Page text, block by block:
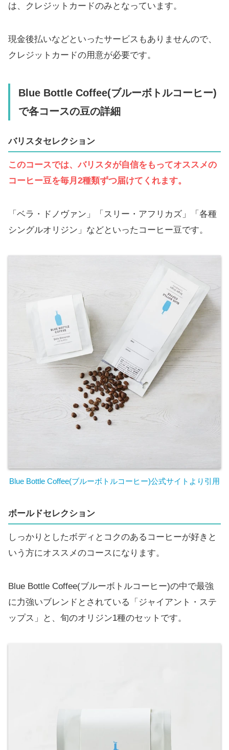
は、クレジットカードのみとなっています。
現金後払いなどといったサービスもありませんので、
クレジットカードの用意が必要です。
Blue Bottle Coffee(ブルーボトルコーヒー)
で各コースの豆の詳細
バリスタセレクション
このコースでは、バリスタが自信をもってオススメの
コーヒー豆を毎月2種類ずつ届けてくれます。
「ベラ・ドノヴァン」「スリー・アフリカズ」「各種
シングルオリジン」などといったコーヒー豆です。
Blue Bottle Coffee(ブルーボトルコーヒー)公式サイトより引 用
ボールドセレクション
しっかりとしたボディとコクのあるコーヒーが好きと
いう方にオススメのコースになります。
Blue Bottle Coffee(ブルーボトルコーヒー)の中で最強
に力強いブレンドとされている「ジャイアント・ステ
ップス」と、旬のオリジン1種のセットです。